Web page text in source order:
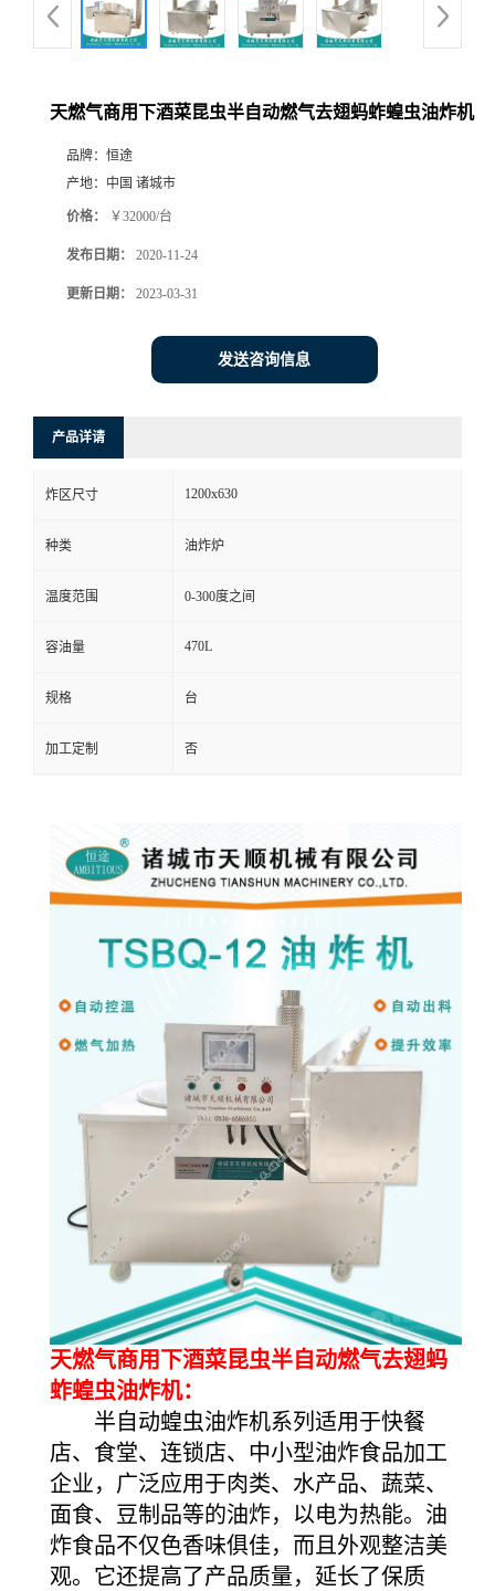
天燃气商用下酒菜昆虫半自动燃气去翅蚂蚱蝗虫油炸机
品牌： 恒途
产地： 中国 诸城市
价格： ￥32000/台
发布日期： 2020-11-24
更新日期： 2023-03-31
发送咨询信息
产品详请
炸区尺寸 1200x630
种类 油炸炉
温度范围 0-300度之间
容油量 470L
规格 台
加工定制 否
天燃气商用下酒菜昆虫半自动燃气去翅蚂
蚱蝗虫油炸机：
半自动蝗虫油炸机系列适用于快餐
店、食堂、连锁店、中小型油炸食品加工
企业，广泛应用于肉类、水产品、蔬菜、
面食、豆制品等的油炸，以电为热能。油
炸食品不仅色香味俱佳，而且外观整洁美
观。它还提高了产品质量，延长了保质